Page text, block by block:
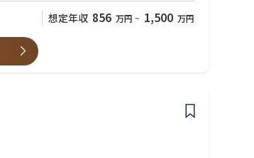
想定年収 856 万円 ~ 1,500 万円